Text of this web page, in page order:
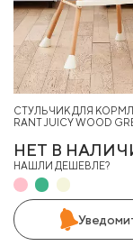
СТУЛЬЧИК ДЛЯ
RANT JUICY WOOD
НЕТ В
НАШЛИ ДЕШЕВЛЕ?